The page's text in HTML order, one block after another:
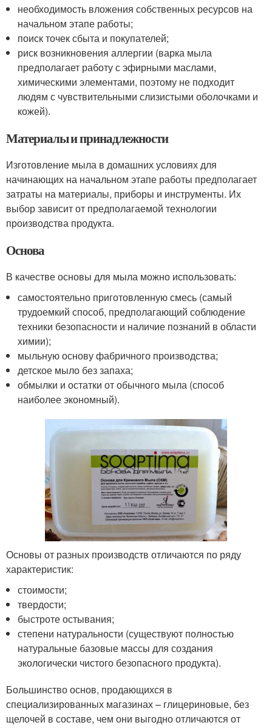
необходимость вложения собственных ресурсов на
начальном этапе работы;
поиск точек сбыта и покупателей;
риск возникновения аллергии (варка мыла
предполагает работу с эфирными маслами,
химическими элементами, поэтому не подходит
людям с чувствительными слизистыми оболочками и
кожей).
Материалы и принадлежности
Изготовление мыла в домашних условиях для
начинающих на начальном этапе работы предполагает
затраты на материалы, приборы и инструменты. Их
выбор зависит от предполагаемой технологии
производства продукта.
Основа
В качестве основы для мыла можно использовать:
самостоятельно приготовленную смесь (самый
трудоемкий способ, предполагающий соблюдение
техники безопасности и наличие познаний в области
химии);
мыльную основу фабричного производства;
детское мыло без запаха;
обмылки и остатки от обычного мыла (способ
наиболее экономный).
Основы от разных производств отличаются по ряду
характеристик:
стоимости;
твердости;
быстроте остывания;
степени натуральности (существуют полностью
натуральные базовые массы для создания
экологически чистого безопасного продукта).
Большинство основ, продающихся в
специализированных магазинах – глицериновые, без
щелочей в составе, чем они выгодно отличаются от